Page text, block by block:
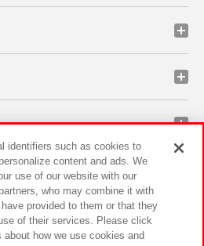
identifiers such as cookies to
content and ads. We
use of our website with our
who may combine it with
provided to them or that they
of their services. Please click
how we use cookies and